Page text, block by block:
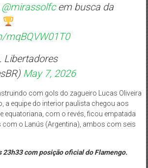
@mirassolfcem busca da
mqBQVW01T0
Libertadores
May 7, 2026
com gols do zagueiro Lucas Oliveira
a equipe do interior paulista chegou aos
equatoriana, com o revés, ficou empatada
com o Lanús (Argentina), ambos com seis
23h33 com posição oficial do Flamengo.